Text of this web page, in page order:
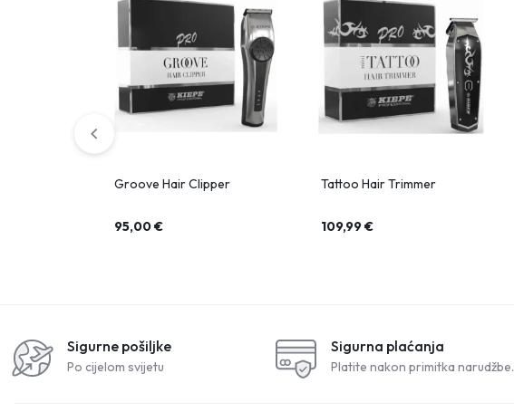
Groove Hair Clipper
95,00€
Tattoo Hair Trimmer
109,99€
Sigurne pošiljke
Po cijelom svijetu
Sigurna plaćanja
Platite nakon primitka narudžbe.